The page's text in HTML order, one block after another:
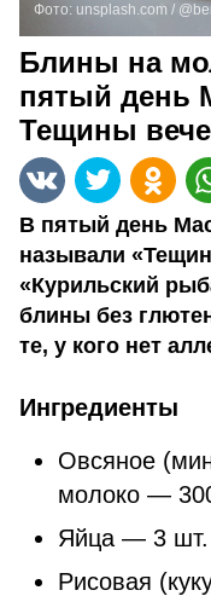
Фото: unsplash.com /
Блины на
пятый день
Тещины
В пятый день
называли
«Курильский
блины без
те, у кого нет
Ингредиенты
Овсяное
молоко —
Яйца — 3 шт.
Рисовая